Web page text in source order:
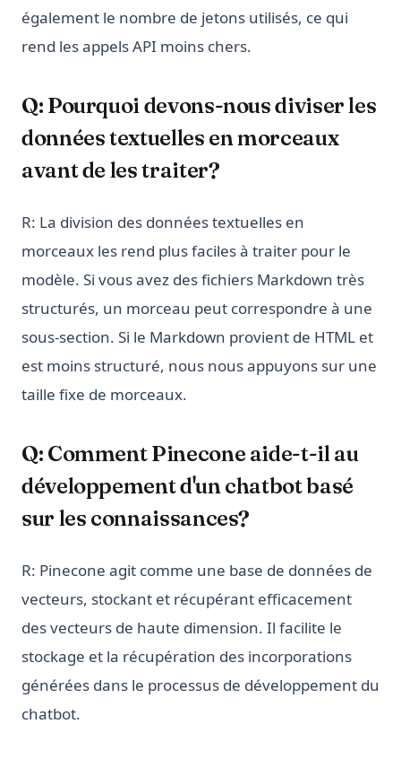
également le nombre de jetons utilisés, ce qui
rend les appels API moins chers.
Q: Pourquoi devons-nous diviser les
données textuelles en morceaux
avant de les traiter?
R: La division des données textuelles en
morceaux les rend plus faciles à traiter pour le
modèle. Si vous avez des fichiers Markdown très
structurés, un morceau peut correspondre à une
sous-section. Si le Markdown provient de HTML et
est moins structuré, nous nous appuyons sur une
taille fixe de morceaux.
Q: Comment Pinecone aide-t-il au
développement d'un chatbot basé
sur les connaissances?
R: Pinecone agit comme une base de données de
vecteurs, stockant et récupérant efficacement
des vecteurs de haute dimension. Il facilite le
stockage et la récupération des incorporations
générées dans le processus de développement du
chatbot.